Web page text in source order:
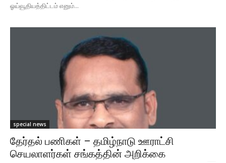
ஓய்வூதியத்திட்டம் எனும்...
special news
தேர்தல் பணிகள் – தமிழ்நாடு ஊராட்சி
செயலாளர்கள் சங்கத்தின் அறிக்கை